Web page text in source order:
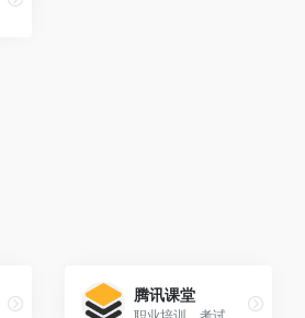
腾讯课堂